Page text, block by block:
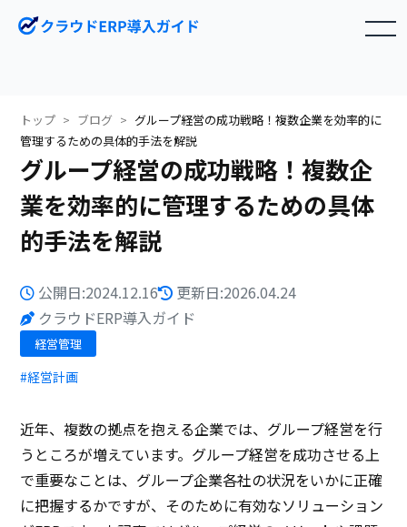
toggle navigation
トップ ブログ
グループ経営の成功戦略！複数企業を効率的に
管理するための具体的手法を解説
グループ経営の成功戦略！複数企
業を効率的に管理するための具体
的手法を解説
経営管理
公開日:2024.12.16
更新日:2026.04.24
クラウドERP導入ガイド
#経営計画
近年、複数の拠点を抱える企業では、グループ経営を行
うところが増えています。グループ経営を成功させる上
で重要なことは、グループ企業各社の状況をいかに正確
に把握するかですが、そのために有効なソリューション